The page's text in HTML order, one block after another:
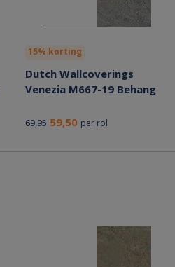
15% korting
Dutch Wallcoverings
Venezia M667-19 Behang
69,95 59,50 per rol